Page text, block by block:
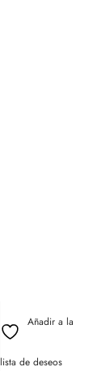
Añadir a la
lista de deseos